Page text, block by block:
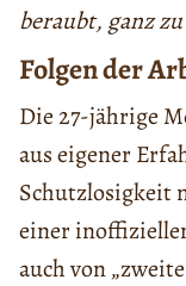
beraubt, ganz
Folgen der
Die 27-jährige
aus eigener
Schutzlosigkeit
einer
auch von